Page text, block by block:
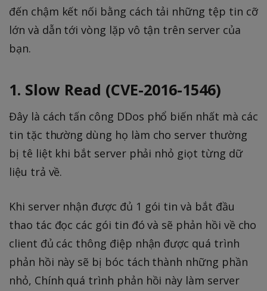
đến chậm kết nối bằng cách tải những tệp tin cỡ
lớn và dẫn tới vòng lặp vô tận trên server của
bạn.
1. Slow Read (CVE-2016-1546)
Đây là cách tấn công DDos phổ biến nhất mà các
tin tặc thường dùng họ làm cho server thường
bị tê liệt khi bắt server phải nhỏ giọt từng dữ
liệu trả về.
Khi server nhận được đủ 1 gói tin và bắt đầu
thao tác đọc các gói tin đó và sẽ phản hồi về cho
client đủ các thông điệp nhận được quá trình
phản hồi này sẽ bị bóc tách thành những phần
nhỏ, Chính quá trình phản hồi này làm server